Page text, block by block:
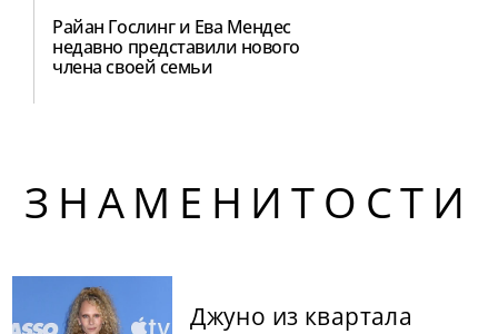
Райан Гослинг и Ева Мендес
недавно представили нового
члена своей семьи
ЗНАМЕНИТОСТИ
Джуно из квартала